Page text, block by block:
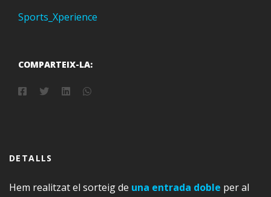
Sports_Xperience
COMPARTEIX-LA:
DETALLS
Hem realitzat el sorteig de una entrada doble per al